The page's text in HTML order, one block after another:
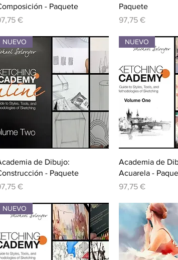
- Paquete
€
Paquete
Precio
97,75 €
Vista rápida
NUEVO
de Dibujo:
- Paquete
€
Vista
NUEVO
Academia de
Acuarela -
Precio
97,75 €
NUEVO